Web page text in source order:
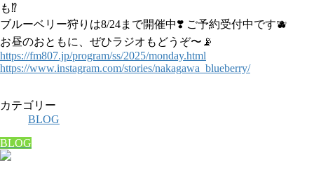
も⁉️
ブルーベリー狩りは8/24まで開催中❣️ ご予約受付中です🫐
お昼のおともに、ぜひラジオもどうぞ〜 📡
https://fm807.jp/program/ss/2025/monday.html
https://www.instagram.com/stories/nakagawa_blueberry/
カテゴリー
BLOG
BLOG